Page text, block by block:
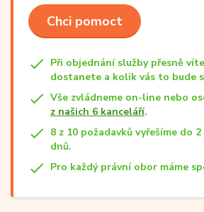
Chci pomoct
Při objednání služby přesně
dostanete a kolik vás to bude
Vše zvládneme on-line nebo
z našich 6 kanceláří.
8 z 10 požadavků vyřešíme do
dnů.
Pro každý právní obor máme